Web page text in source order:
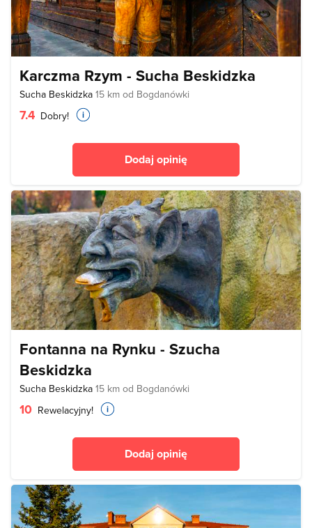
Karczma Rzym - Sucha Beskidzka
Sucha Beskidzka 15 km od Bogdanówki
7.4 Dobry!
Dodaj opinię
Fontanna na Rynku - Szucha
Beskidzka
Sucha Beskidzka 15 km od Bogdanówki
10 Rewelacyjny!
Dodaj opinię